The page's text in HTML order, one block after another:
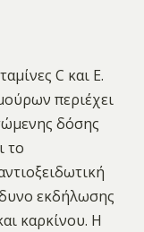
C και Ε.
περιέχει
δόσης
το
εκδήλωσης
καρκίνου. Η